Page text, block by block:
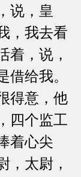
说，皇
，我去看
着，说，
借给我。
得意，他
四个监工
着心尖
，太尉，